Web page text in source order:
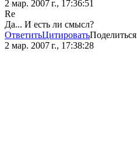
2 мар. 2007 г., 17:36:51
Re
Да... И есть ли смысл?
ОтветитьЦитироватьПоделиться
2 мар. 2007 г., 17:38:28